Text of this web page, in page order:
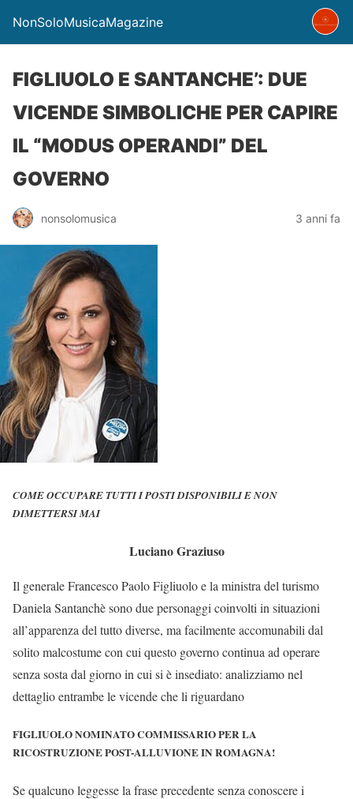
NonSoloMusicaMagazine
FIGLIUOLO E SANTANCHE’: DUE
VICENDE SIMBOLICHE PER CAPIRE
IL “MODUS OPERANDI” DEL
GOVERNO
nonsolomusica 3 anni fa
COME OCCUPARE TUTTI I POSTI DISPONIBILI E NON
DIMETTERSI MAI
Luciano Graziuso
Il generale Francesco Paolo Figliuolo e la ministra del turismo
Daniela Santanchè sono due personaggi coinvolti in situazioni
all’apparenza del tutto diverse, ma facilmente accomunabili dal
solito malcostume con cui questo governo continua ad operare
senza sosta dal giorno in cui si è insediato: analizziamo nel
dettaglio entrambe le vicende che li riguardano
FIGLIUOLO NOMINATO COMMISSARIO PER LA
RICOSTRUZIONE POST-ALLUVIONE IN ROMAGNA!
Se qualcuno leggesse la frase precedente senza conoscere i